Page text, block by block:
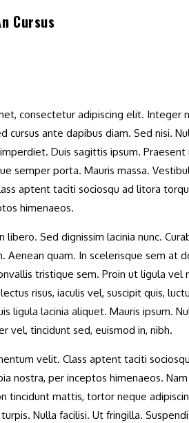
Cursus
consectetur adipiscing elit. Integer
cursus ante dapibus diam. Sed nisi.
Duis sagittis ipsum. Praesent
semper porta. Mauris massa.
aptent taciti sociosqu ad litora
himenaeos.
libero. Sed dignissim lacinia nunc.
Aenean quam. In scelerisque sem at
tristique sem. Proin ut ligula vel
risus, iaculis vel, suscipit quis,
ligula lacinia aliquet. Mauris ipsum.
vel, tincidunt sed, euismod in, nibh.
velit. Class aptent taciti
nostra, per inceptos himenaeos.
tincidunt mattis, tortor neque
Nulla facilisi. Ut fringilla.